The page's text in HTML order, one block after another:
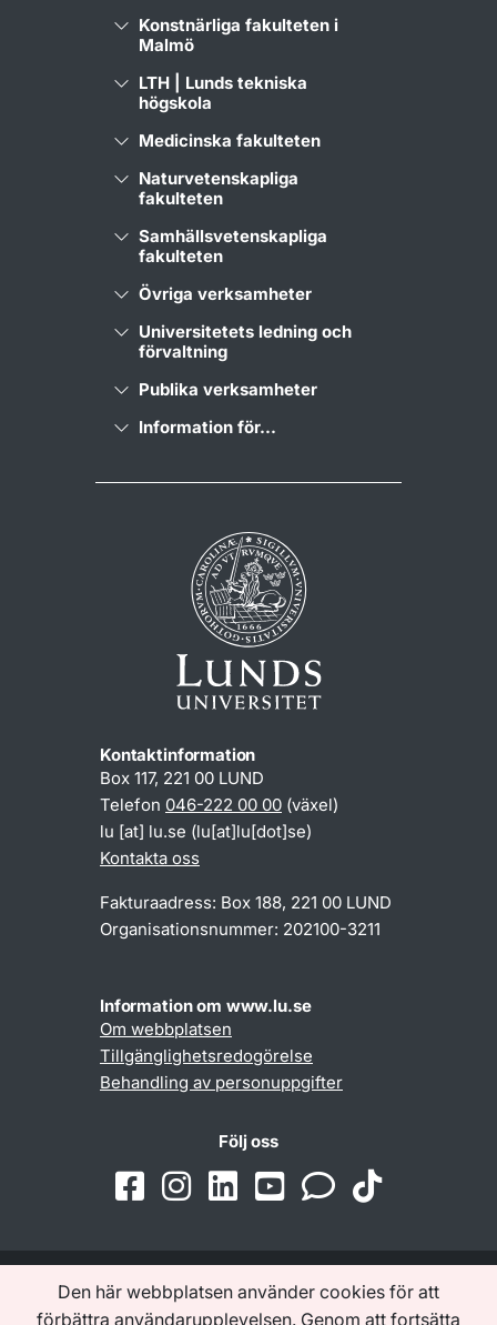
Den här webbplatsen använder cookies för att
förbättra användarupplevelsen. Genom att fortsätta
Konstnärliga fakulteten i
Malmö
LTH | Lunds tekniska
högskola
Medicinska fakulteten
Naturvetenskapliga
fakulteten
Samhällsvetenskapliga
fakulteten
Övriga verksamheter
Universitetets ledning och
förvaltning
Publika verksamheter
Information för...
Kontaktinformation
Box 117, 221 00 LUND
Telefon 046-222 00 00 (växel)
lu [at] lu.se (lu[at]lu[dot]se)
Kontakta oss
Fakturaadress: Box 188, 221 00 LUND
Organisationsnummer: 202100-3211
Information om www.lu.se
Om webbplatsen
Tillgänglighetsredogörelse
Behandling av personuppgifter
Följ oss
Samarbeten och nätverk